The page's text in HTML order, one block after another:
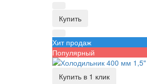
Купить
Хит продаж
Популярный
Купить в 1 клик